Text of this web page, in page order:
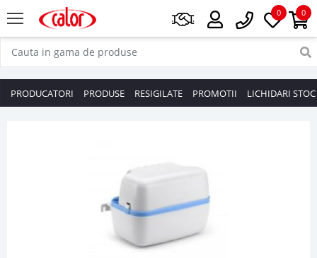
0
0
PRODUCATORI PRODUSE RESIGILATE PROMOTII LICHIDARI STOC